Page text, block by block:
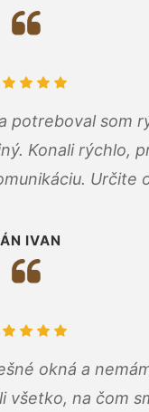
potreboval som
Konali rýchlo,
Určite
IVAN
okná a
na čom